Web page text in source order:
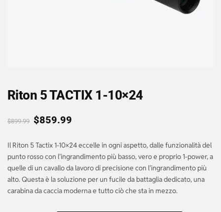
Riton 5 TACTIX 1-10×24
$899.99 $859.99
Il Riton 5 Tactix 1-10×24 eccelle in ogni aspetto, dalle funzionalità del
punto rosso con l'ingrandimento più basso, vero e proprio 1-power, a
quelle di un cavallo da lavoro di precisione con l'ingrandimento più
alto. Questa è la soluzione per un fucile da battaglia dedicato, una
carabina da caccia moderna e tutto ciò che sta in mezzo.